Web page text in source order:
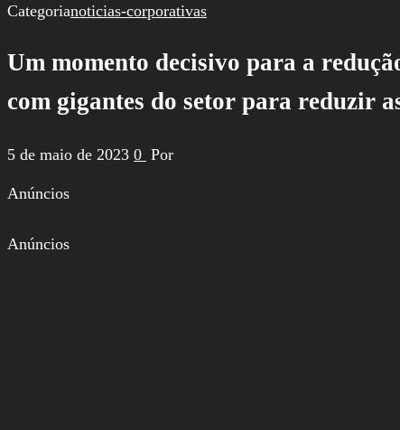
por:
Categorianoticias-corporativas
Um momento decisivo para a
com gigantes do setor para reduzir
5 de maio de 2023 0 Por
Anúncios
Anúncios